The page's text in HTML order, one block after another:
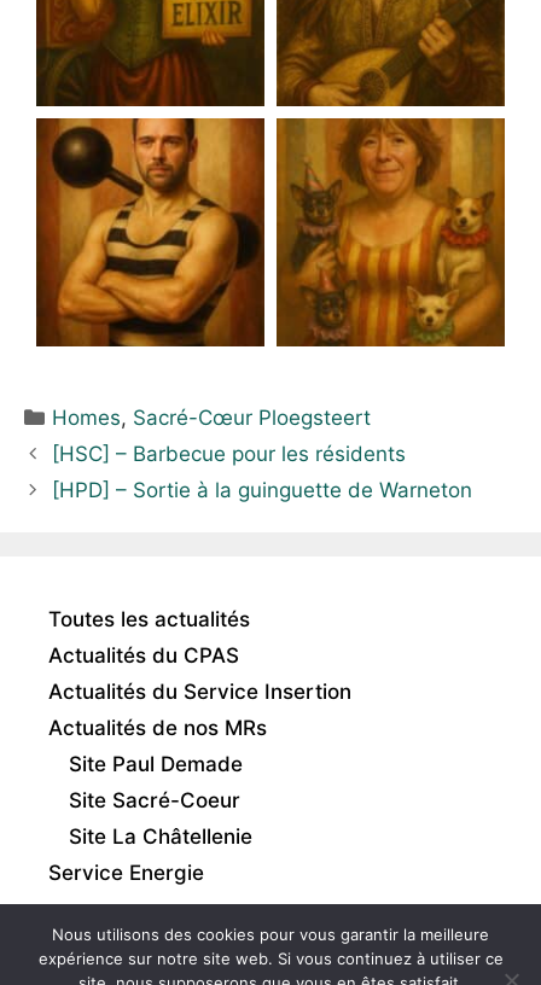
Homes, Sacré-Cœur Ploegsteert
[HSC] – Barbecue pour les résidents
[HPD] – Sortie à la guinguette de Warneton
Toutes les actualités
Actualités du CPAS
Actualités du Service Insertion
Actualités de nos MRs
Site Paul Demade
Site Sacré-Coeur
Site La Châtellenie
Service Energie
Nous utilisons des cookies pour vous garantir la meilleure
expérience sur notre site web. Si vous continuez à utiliser ce